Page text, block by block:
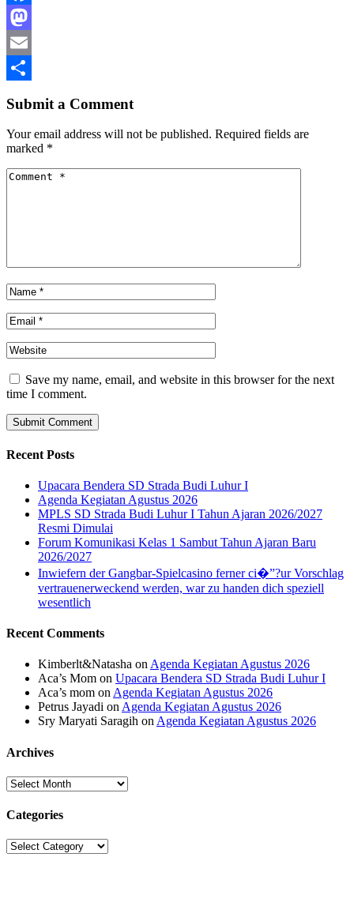
Facebook
Mastodon
Email
Submit a Comment
Your email address will not be published. Required fields are
marked *
Save my name, email, and website in this browser for the next
time I comment.
Recent Posts
Upacara Bendera SD Strada Budi Luhur I
Agenda Kegiatan Agustus 2026
MPLS SD Strada Budi Luhur I Tahun Ajaran 2026/2027
Resmi Dimulai
Forum Komunikasi Kelas 1 Sambut Tahun Ajaran Baru
2026/2027
Inwiefern der Gangbar-Spielcasino ferner ci�”?ur Vorschlag
vertrauenerweckend werden, war zu handen dich speziell
wesentlich
Recent Comments
Kimberlt&Natasha onAgenda Kegiatan Agustus 2026
Aca’s Mom on Upacara Bendera SD Strada Budi Luhur I
Aca’s mom onAgenda Kegiatan Agustus 2026
Petrus Jayadi onAgenda Kegiatan Agustus 2026
Sry Maryati Saragih onAgenda Kegiatan Agustus 2026
Archives
Archives
Categories
Categories